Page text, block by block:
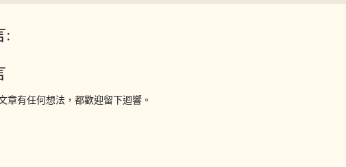
:
章有任何想法，都歡迎留下迴響。